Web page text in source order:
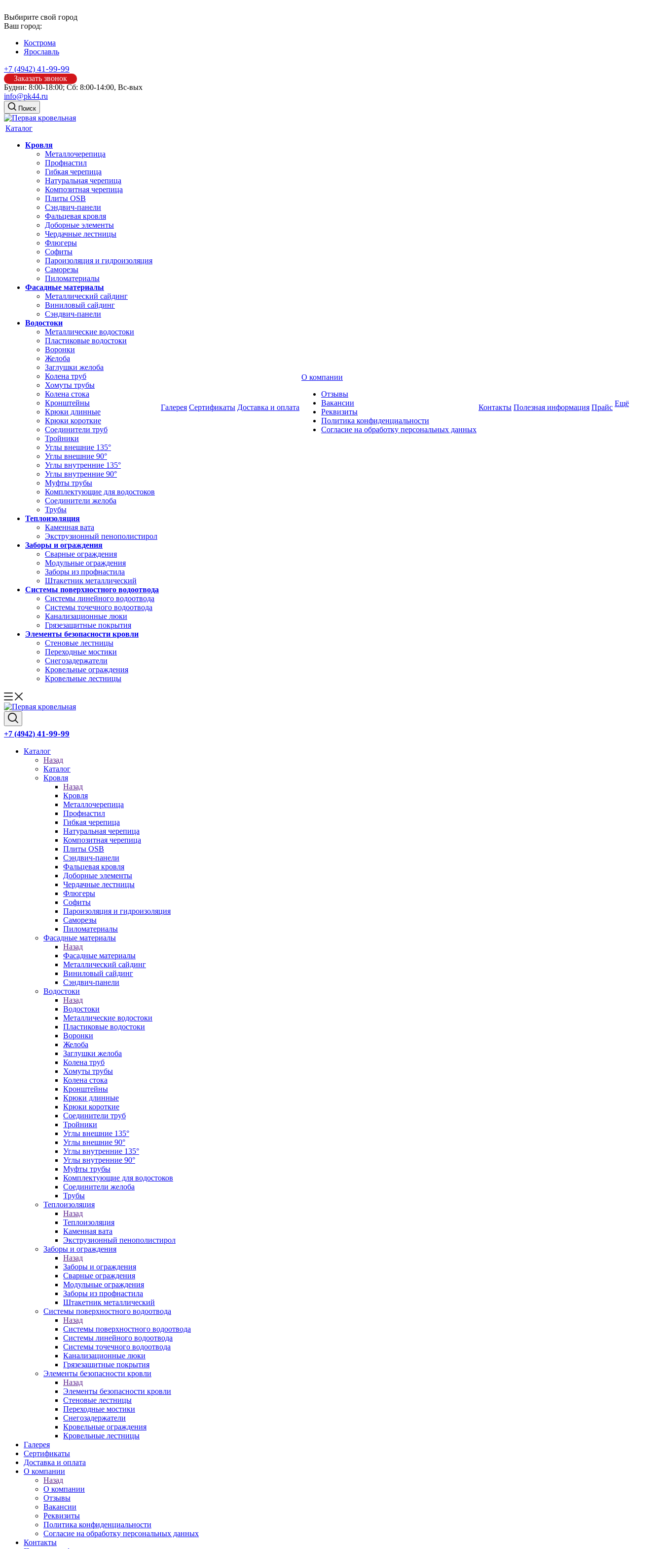
Выбирите свой город
Ваш город:
Кострома
Ярославль
+7 (4942) 41-99-99
Заказать звонок
Будни: 8:00-18:00; Сб: 8:00-14:00, Вс-вых
info@pk44.ru
Поиск
Каталог
Кровля
Металлочерепица
Профнастил
Гибкая черепица
Натуральная черепица
Композитная черепица
Плиты OSB
Сэндвич-панели
Фальцевая кровля
Доборные элементы
Чердачные лестницы
Флюгеры
Софиты
Пароизоляция и гидроизоляция
Саморезы
Пиломатериалы
Фасадные материалы
Металлический сайдинг
Виниловый сайдинг
Сэндвич-панели
Водостоки
Металлические водостоки
Пластиковые водостоки
Воронки
Желоба
Заглушки желоба
Колена труб
Хомуты трубы
Колена стока
Кронштейны
Крюки длинные
Крюки короткие
Соединители труб
Тройники
Углы внешние 135°
Углы внешние 90°
Углы внутренние 135°
Углы внутренние 90°
Муфты трубы
Комплектующие для водостоков
Соединители желоба
Трубы
Теплоизоляция
Каменная вата
Экструзионный пенополистирол
Заборы и ограждения
Сварные ограждения
Модульные ограждения
Заборы из профнастила
Штакетник металлический
Системы поверхностного водоотвода
Системы линейного водоотвода
Системы точечного водоотвода
Канализационные люки
Грязезащитные покрытия
Элементы безопасности кровли
Стеновые лестницы
Переходные мостики
Снегозадержатели
Кровельные ограждения
Кровельные лестницы
Галерея Сертификаты Доставка и оплата
О компании
Отзывы
Вакансии
Реквизиты
Политика конфиденциальности
Согласие на обработку персональных данных
Контакты Полезная информация Прайс Ещё
+7 (4942) 41-99-99
Каталог
Назад
Каталог
Кровля
Назад
Кровля
Металлочерепица
Профнастил
Гибкая черепица
Натуральная черепица
Композитная черепица
Плиты OSB
Сэндвич-панели
Фальцевая кровля
Доборные элементы
Чердачные лестницы
Флюгеры
Софиты
Пароизоляция и гидроизоляция
Саморезы
Пиломатериалы
Фасадные материалы
Назад
Фасадные материалы
Металлический сайдинг
Виниловый сайдинг
Сэндвич-панели
Водостоки
Назад
Водостоки
Металлические водостоки
Пластиковые водостоки
Воронки
Желоба
Заглушки желоба
Колена труб
Хомуты трубы
Колена стока
Кронштейны
Крюки длинные
Крюки короткие
Соединители труб
Тройники
Углы внешние 135°
Углы внешние 90°
Углы внутренние 135°
Углы внутренние 90°
Муфты трубы
Комплектующие для водостоков
Соединители желоба
Трубы
Теплоизоляция
Назад
Теплоизоляция
Каменная вата
Экструзионный пенополистирол
Заборы и ограждения
Назад
Заборы и ограждения
Сварные ограждения
Модульные ограждения
Заборы из профнастила
Штакетник металлический
Системы поверхностного водоотвода
Назад
Системы поверхностного водоотвода
Системы линейного водоотвода
Системы точечного водоотвода
Канализационные люки
Грязезащитные покрытия
Элементы безопасности кровли
Назад
Элементы безопасности кровли
Стеновые лестницы
Переходные мостики
Снегозадержатели
Кровельные ограждения
Кровельные лестницы
Галерея
Сертификаты
Доставка и оплата
О компании
Назад
О компании
Отзывы
Вакансии
Реквизиты
Политика конфиденциальности
Согласие на обработку персональных данных
Контакты